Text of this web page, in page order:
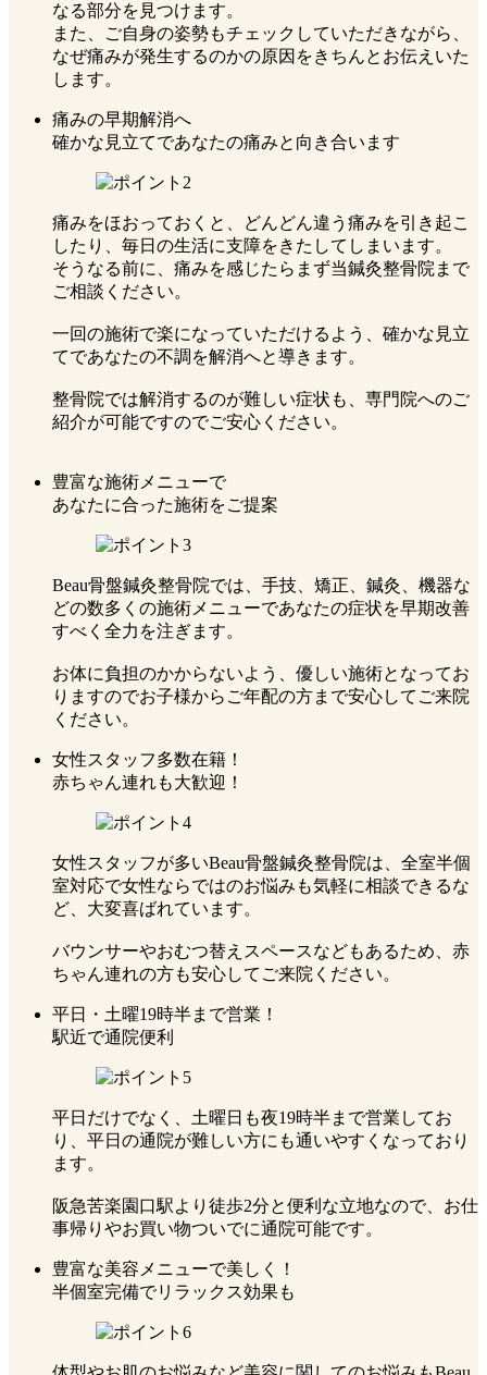
なる部分を見つけます。
また、ご自身の姿勢もチェックしていただきながら、
なぜ痛みが発生するのかの原因をきちんとお伝えいた
します。
痛みの早期解消へ
確かな⾒⽴てであなたの痛みと向き合います
痛みをほおっておくと、どんどん違う痛みを引き起こ
したり、毎日の生活に支障をきたしてしまいます。
そうなる前に、痛みを感じたらまず当鍼灸整骨院まで
ご相談ください。
一回の施術で楽になっていただけるよう、確かな見立
てであなたの不調を解消へと導きます。
整骨院では解消するのが難しい症状も、専門院へのご
紹介が可能ですのでご安心ください。
豊富な施術メニューで
あなたに合った施術をご提案
Beau骨盤鍼灸整骨院では、手技、矯正、鍼灸、機器な
どの数多くの施術メニューであなたの症状を早期改善
すべく全力を注ぎます。
お体に負担のかからないよう、優しい施術となってお
りますのでお子様からご年配の方まで安心してご来院
ください。
⼥性スタッフ多数在籍！
⾚ちゃん連れも⼤歓迎！
女性スタッフが多いBeau骨盤鍼灸整骨院は、全室半個
室対応で女性ならではのお悩みも気軽に相談できるな
ど、大変喜ばれています。
バウンサーやおむつ替えスペースなどもあるため、赤
ちゃん連れの方も安心してご来院ください。
平⽇・⼟曜19時半まで営業！
駅近で通院便利
平日だけでなく、土曜日も夜19時半まで営業してお
り、平日の通院が難しい方にも通いやすくなっており
ます。
阪急苦楽園口駅より徒歩2分と便利な立地なので、お仕
事帰りやお買い物ついでに通院可能です。
豊富な美容メニューで美しく！
半個室完備でリラックス効果も